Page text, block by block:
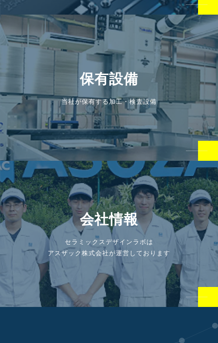
保有設備
当社が保有する加工・検査設備
会社情報
セラミックスデザインラボは
アスザック株式会社が運営しております